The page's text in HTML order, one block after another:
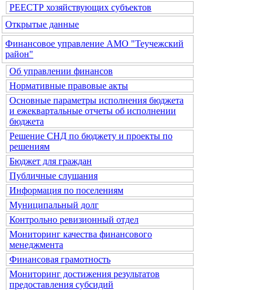
РЕЕСТР хозяйствующих субъектов
Открытые данные
Финансовое управление АМО "Теучежский
район"
Об управлении финансов
Нормативные правовые акты
Основные параметры исполнения бюджета
и ежеквартальные отчеты об исполнении
бюджета
Решение СНД по бюджету и проекты по
решениям
Бюджет для граждан
Публичные слушания
Информация по поселениям
Муниципальный долг
Контрольно ревизионный отдел
Мониторинг качества финансового
менеджмента
Финансовая грамотность
Мониторинг достижения результатов
предоставления субсидий